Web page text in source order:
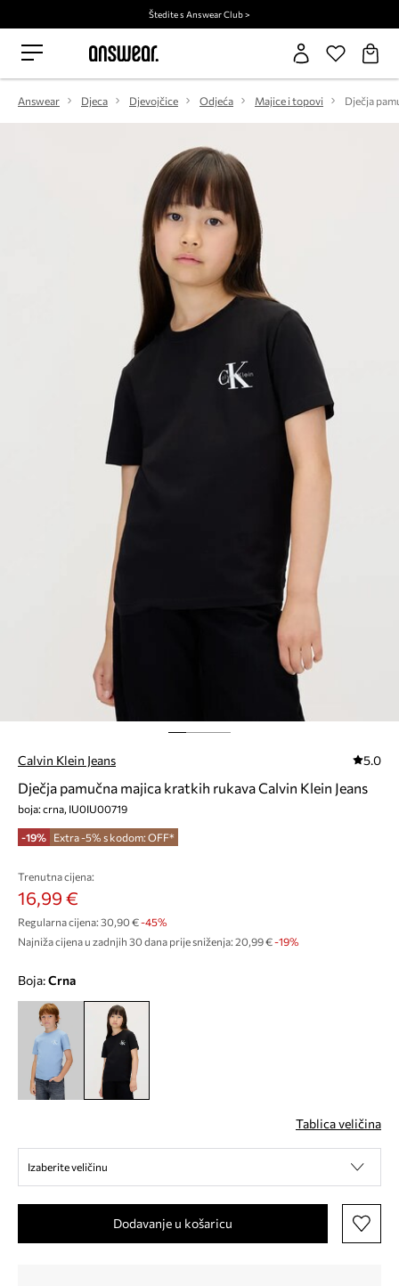
Štedite s Answear Club >
Answear Djeca Djevojčice Odjeća Majice i topovi
Calvin Klein Jeans 5.0
Dječja pamučna majica kratkih rukava Calvin Klein Jeans
boja: crna, IU0IU00719
-19% Extra -5% s kodom: OFF*
Trenutna cijena:
16,99 €
Regularna cijena: 30,90 €-45%
Najniža cijena u zadnjih 30 dana prije sniženja: 20,99 € -19%
Boja: crna
Tablica veličina
Izaberite veličinu
Dodavanje u košaricu